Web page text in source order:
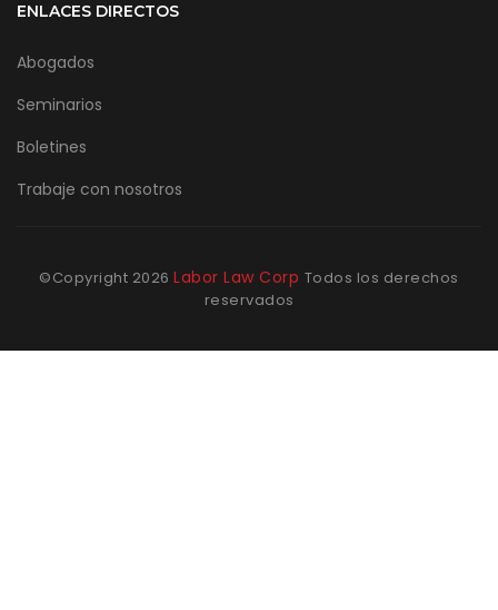
ENLACES DIRECTOS
Abogados
Seminarios
Boletines
Trabaje con nosotros
©Copyright 2026 Labor Law Corp Todos los derechos
reservados